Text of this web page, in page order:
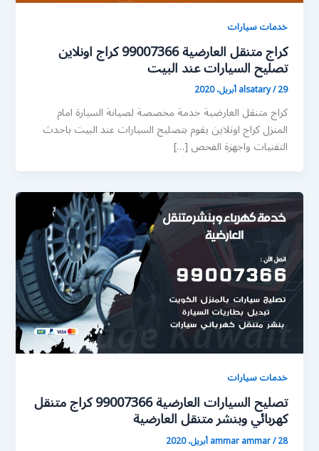
خدمات سيارات
كراج متنقل العارضية 99007366 كراج اونلاين
تصليح السيارات عند البيت
alsatary/29 أبريل، 2020
كراج متنقل العارضية خدمة مخصصة لصيانة السيارة امام
المنزل كراج اونلاين يقوم بتصليح السيارات عند البيت باحدث
التقنيات واجهزة الفحص […]
خدمات سيارات
تصليح السيارات العارضية 99007366 كراج متنقل
كهربائي وبنشر متنقل العارضية
ammar ammar/28 أبريل، 2020